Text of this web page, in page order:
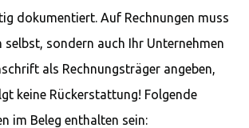
dokumentiert. Auf Rechnungen muss
selbst, sondern auch Ihr Unternehmen
als Rechnungsträger angeben,
keine Rückerstattung! Folgende
im Beleg enthalten sein: